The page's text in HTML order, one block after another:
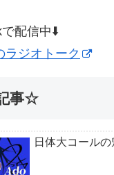
配信中⬇️
ラジオトーク
事☆
日体大コールの